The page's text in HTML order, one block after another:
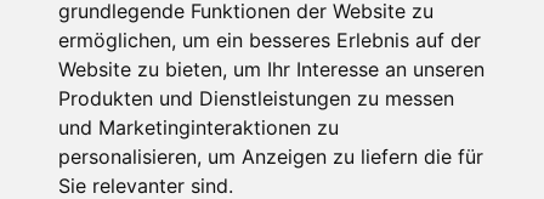
grundlegende Funktionen der Website zu
ermöglichen, um ein besseres Erlebnis auf der
Website zu bieten, um Ihr Interesse an unseren
Produkten und Dienstleistungen zu messen
und Marketinginteraktionen zu
personalisieren, um Anzeigen zu liefern die für
Sie relevanter sind.
ab € 100,-
pro Einheit pro Nacht
Gesamtpreis ab€ 300,-
für 1 Pers./ 3 Nächte